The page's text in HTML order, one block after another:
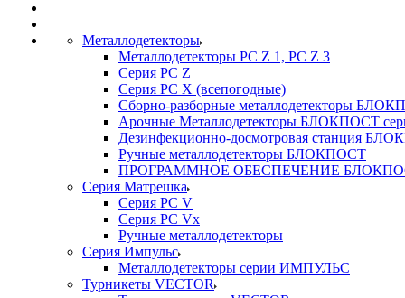
Металлодетекторы
Металлодетекторы РС Z 1, PC Z 3
Серия РС Z
Серия РС X (всепогодные)
Сборно-разборные металлодетекторы
Арочные Металлодетекторы БЛОКПОСТ
Дезинфекционно-досмотровая станция
Ручные металлодетекторы БЛОКПОСТ
ПРОГРАММНОЕ ОБЕСПЕЧЕНИЕ
Серия Матрешка
Серия PC V
Серия PC Vx
Ручные металлодетекторы
Серия Импульс
Металлодетекторы серии ИМПУЛЬС
Турникеты VECTOR